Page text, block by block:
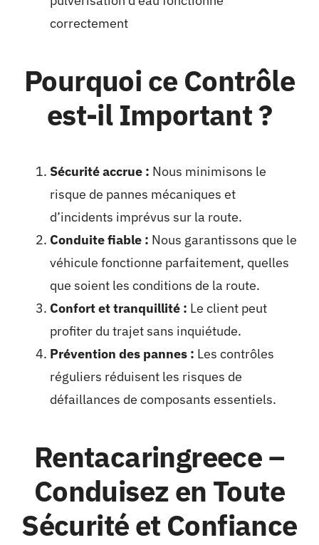
correctement
Pourquoi ce Contrôle
est-il Important ?
Sécurité accrue : Nous minimisons le
risque de pannes mécaniques et
d’incidents imprévus sur la route.
Conduite fiable : Nous garantissons que le
véhicule fonctionne parfaitement, quelles
que soient les conditions de la route.
Confort et tranquillité : Le client peut
profiter du trajet sans inquiétude.
Prévention des pannes : Les contrôles
réguliers réduisent les risques de
défaillances de composants essentiels.
Rentacaringreece–
Conduisez en Toute
Sécurité et Confiance